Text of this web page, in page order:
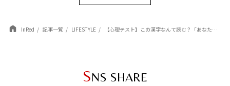
InRed 記事一覧 LIFESTYLE 【心理テスト】この漢字なんて読む？「あなたの魅力が最も輝く瞬間」がわかる！
SNS SHARE